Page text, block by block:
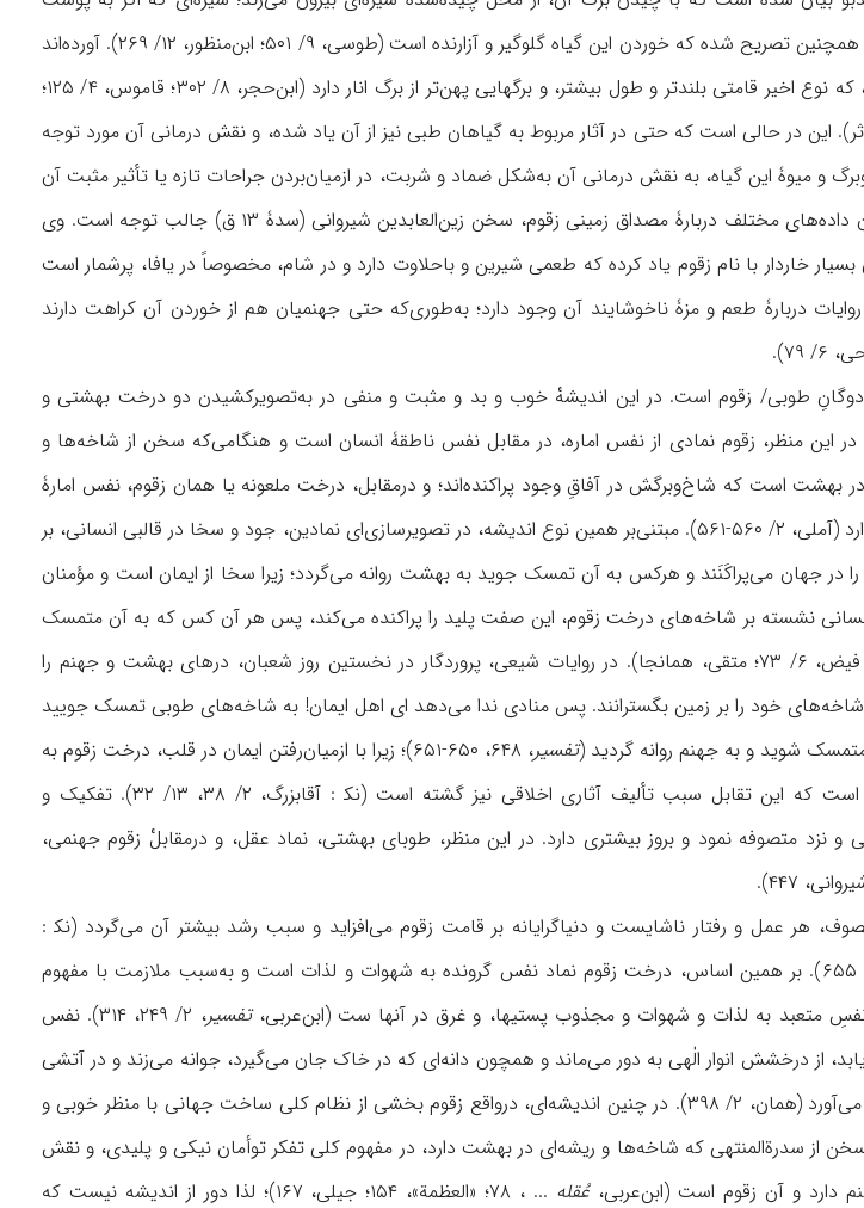
انسان ماليده شود، آن قسمت از بدن متورم می‌گردد. همچنين تصريح شده که خوردن اين گياه گلوگير و آزارنده است (طوسی، ۹/ ۵۰۱؛ ابن‌منظور، ۱۲/ ۲۶۹). آورده‌اند
که درخت زقوم دارای دو گونۀ شامی و حجازی است، که نوع اخير قامتی بلندتر و طول بيشتر، و برگهايی پهن‌تر از برگ انار دارد (ابن‌حجر، ۸/ ۳۰۲؛ قاموس، ۴/ ۱۲۵؛
اين در حالی است که حتى در آثار مربوط به گياهان طبی نيز از آن ياد شده، و نقش درمانی آن مورد توجه
و ميوۀ اين گياه، به نقش درمانی آن به‌شکل ضماد و شربت، در ازميان‌بردن جراحات تازه يا تأثير مثبت آن
برای رفع نقرس تصريح کرده است (ص ۱۳۷). در ميان داده‌های مختلف دربارۀ مصداق زمينی زقوم، سخن زين‌العابدين شيروانی (سدۀ ۱۳ ق) جالب توجه است. وی
خاردار با نام زقوم ياد کرده که طعمی شيرين و باحلاوت دارد و در شام، مخصوصاً در يافا، پرشمار است
و روايات دربارۀ طعم و مزۀ ناخوشايند آن وجود دارد؛ به‌طوری‌که حتى جهنميان هم از خوردن آن کراهت دارند
دوگانِ طوبى/ زقوم است. در اين انديشهْ خوب و بد و مثبت و منفی در به‌تصويرکشيدن دو درخت بهشتی و
نمود می‌يابد (آزاد، ۱/ ۳۹۵؛ متقی، ۶/ ۳۹۳). در اين منظر، زقوم نمادی از نفس اماره، در مقابل نفس ناطقۀ انسان است و هنگامی‌که سخن از شاخه‌ها و
بهشت است که شاخ‌وبرگش در آفاقِ وجود پراکنده‌اند؛ و درمقابل، درخت ملعونه يا همان زقوم، نفس امارۀ
حيوانی است که ريشه و شاخ‌و‌برگش در جهنم جای دارد (آملی، ۲/ ۵۶۰-۵۶۱). مبتنی‌بر همين نوع انديشه، در تصويرسازی‌ای نمادين، جود و سخا در قالبی انسانی، بر
جهان می‌پراکَنَند و هرکس به آن تمسک جويد به بهشت روانه می‌گردد؛ زیرا سخا از ايمان است و مؤمنان
نشسته بر شاخه‌های درخت زقوم، اين صفت پليد را پراکنده می‌کند، پس هر آن کس که به آن متمسک
شود، جايگاهش در قعر جهنم است (غزالی، ۱۰/ ۴۲؛ فيض، ۶/ ۷۳؛ متقی، همانجا). در روايات شيعی، پروردگار در نخستين روز شعبان، درهای بهشت و جهنم را
خود را بر زمين بگسترانند. پس منادی ندا می‌دهد ای اهل ايمان! به شاخه‌های طوبى تمسک جوييد
شويد و به جهنم روانه گرديد (تفسير
، ۶۴۸، ۶۵۰-۶۵۱)؛ زیرا با ازميان‌رفتن ايمان در قلب، درخت زقوم به
جای آن ريشه می‌دواند (ابن‌قيم، ۵۲۲). قابل توجه است که اين تقابل سبب تأليف آثاری اخلاقی نيز گشته است (نک‍ : آقابزرگ، ۲/ ۳۸، ۱۳/ ۳۲). تفکيک و
و نزد متصوفه نمود و بروز بيشتری دارد. در اين منظر، طوبای بهشتی، نماد عقل، و درمقابلْ زقوم جهنمی،
هر عمل و رفتار ناشايست و دنياگرايانه بر قامت زقوم می‌افزايد و سبب رشد بيشتر آن می‌گردد (نک‍ :
بهاءالدین ولـد، ۲/ ۲۶۴، ۴/ ۶۳؛ مولوی، دفتر ۳، ص ۶۵۵). بر همين اساس، درخت زقوم نماد نفس گرونده به شهوات و لذات است و به‌سبب ملازمت با مفهوم
متعبد به لذات و شهوات و مجذوب پستيها، و غرق در آنها ست (ابن‌عربی،تفسير
، ۲/ ۲۴۹، ۳۱۴). نفس
از درخشش انوار الٰهی به دور می‌ماند و همچون دانه‌ای که در خاک جان می‌گيرد، جوانه می‌زند و در آتشی
که منشعبات حيوانی، درندگی و شيطانی دارد، سر بر می‌آورد (همان، ۲/ ۳۹۸). در چنين انديشه‌ای، درواقع زقوم بخشی از نظام کلی ساخت جهانی با منظر خوبی و
از سدرةالمنتهى که شاخه‌ها و ريشه‌ای در بهشت دارد، در مفهوم کلی تفکر توأمان نيکی و پليدی، و نقش
دارد و آن زقوم است (ابن‌عربی،عُقله
... ، ۷۸؛ «العظمة»، ۱۵۴؛ جيلی، ۱۶۷)؛ لذا دور از انديشه نيست که